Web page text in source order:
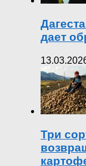
дает
Три